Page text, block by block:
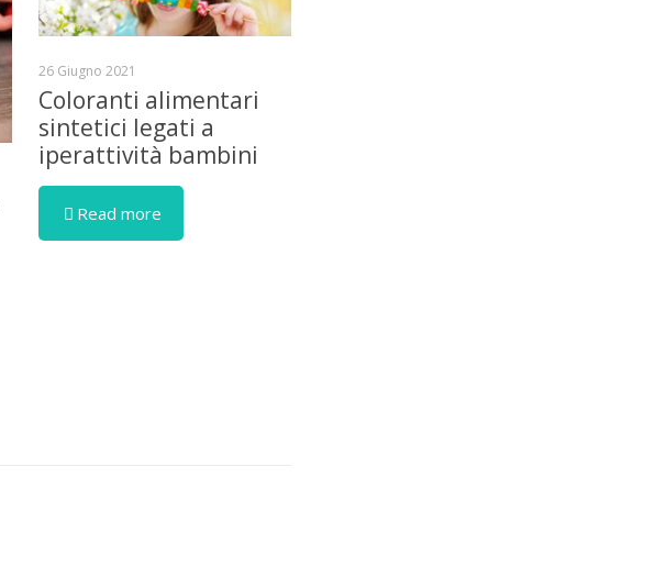
26 Giugno 2021
Coloranti alimentari
sintetici legati a
iperattività bambini
Read more